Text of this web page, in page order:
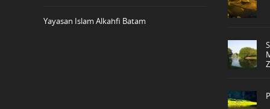
Yayasan Islam Alkahfi Batam